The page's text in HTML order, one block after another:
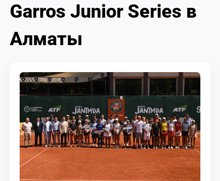
ДОКУМЕНТЫ
ПЕРСОНАЛИИ
КОРТЫ
КОНТАКТЫ
UZ-PIN
Garros Junior Series в
Алматы